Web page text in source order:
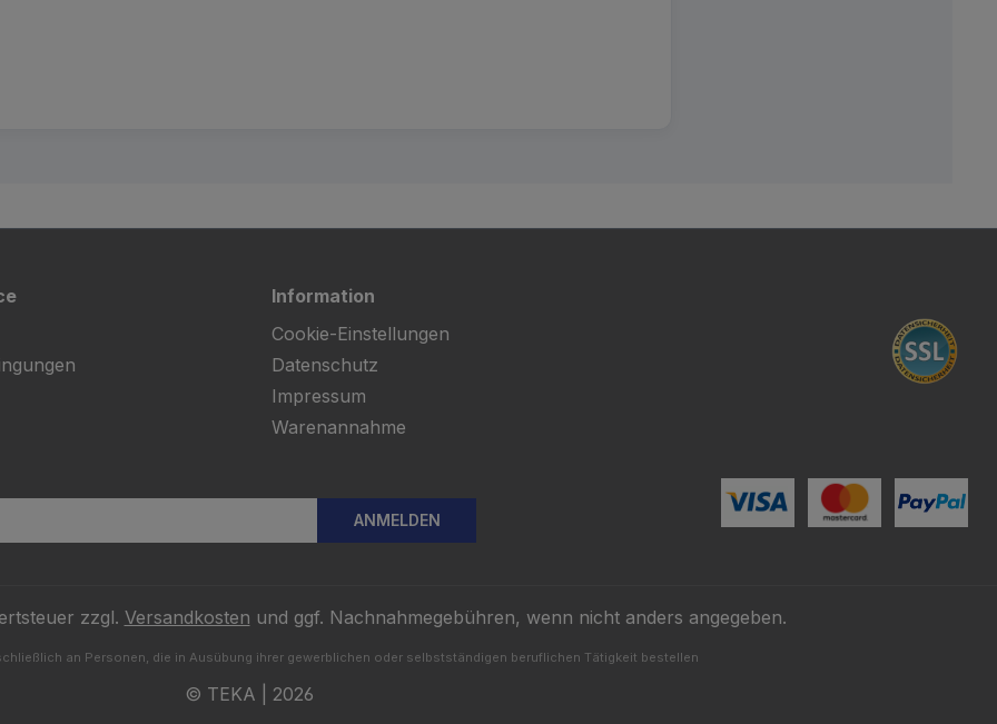
Information
Cookie-Einstellungen
Datenschutz
Impressum
Warenannahme
ANMELDEN
zzgl. Versandkosten und ggf. Nachnahmegebühren, wenn nicht anders angegeben.
an Personen, die in Ausübung ihrer gewerblichen oder selbstständigen beruflichen Tätigkeit bestellen
© TEKA | 2026